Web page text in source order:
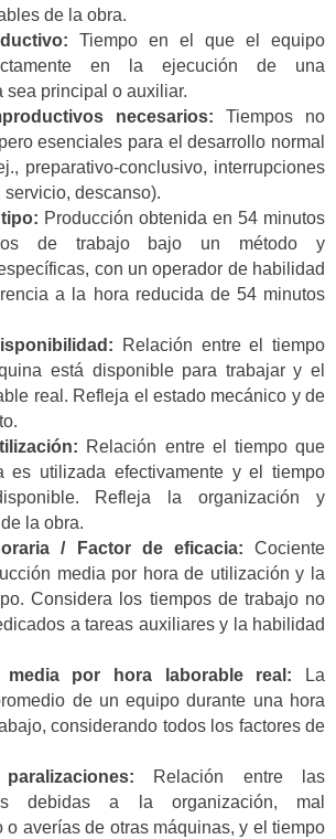
de la obra.
Tiempo en el que el equipo
en la ejecución de una
sea principal o auxiliar.
necesarios: Tiempos no
esenciales para el desarrollo normal
preparativo-conclusivo, interrupciones
descanso).
Producción obtenida en 54 minutos
de trabajo bajo un método y
con un operador de habilidad
a la hora reducida de 54 minutos
Relación entre el tiempo
está disponible para trabajar y el
real. Refleja el estado mecánico y de
Relación entre el tiempo que
es utilizada efectivamente y el tiempo
Refleja la organización y
la obra.
/ Factor de eficacia: Cociente
media por hora de utilización y la
Considera los tiempos de trabajo no
a tareas auxiliares y la habilidad
media por hora laborable real: La
de un equipo durante una hora
considerando todos los factores de
Relación entre las
debidas a la organización, mal
o averías de otras máquinas, y el tiempo